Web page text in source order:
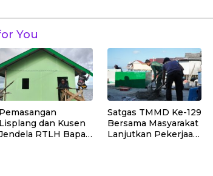
You
Pemasangan
Lisplang dan Kusen
RTLH Bapak
Satgas TMMD Ke-129
Bersama Masyarakat
Lanjutkan Pekerjaan